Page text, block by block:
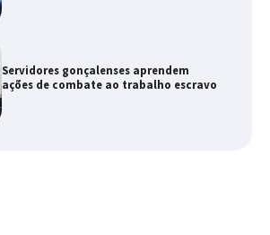
Servidores gonçalenses aprendem
ações de combate ao trabalho escravo